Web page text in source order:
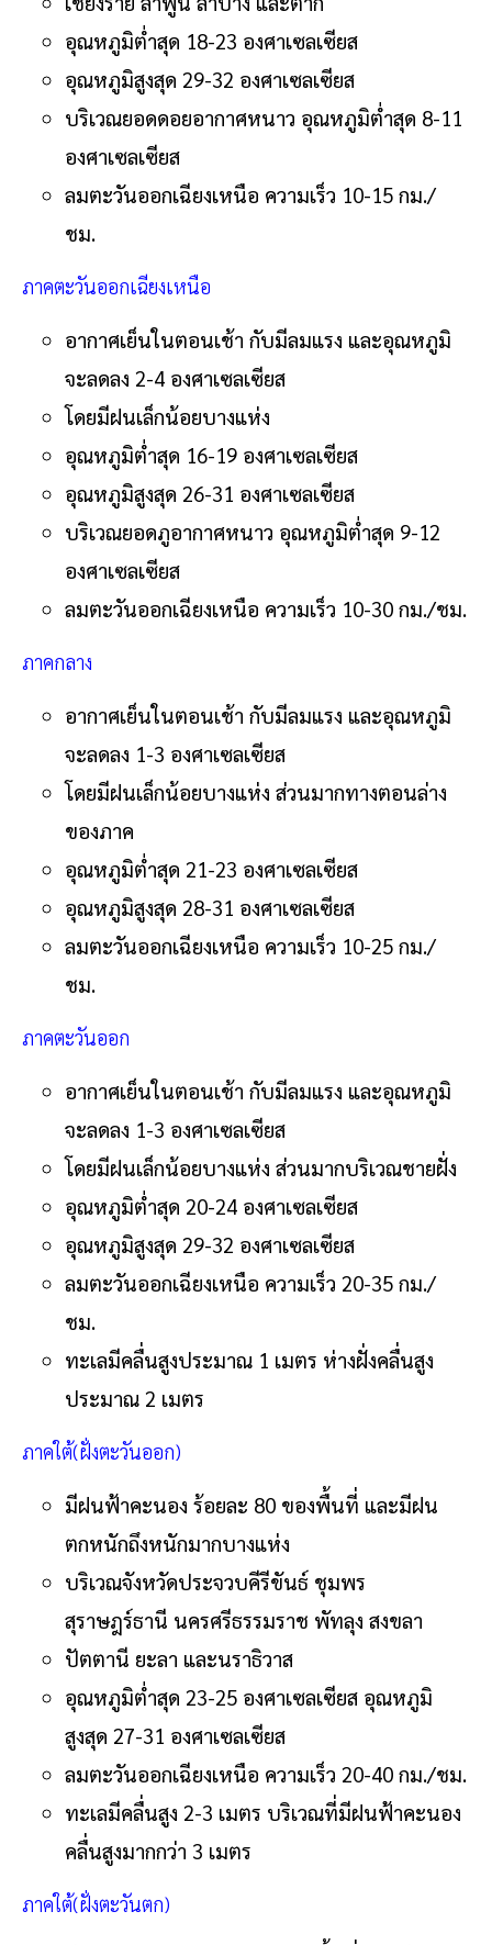
อุณหภูมิต่ำสุด 18-23 องศาเซลเซียส
อุณหภูมิสูงสุด 29-32 องศาเซลเซียส
บริเวณยอดดอยอากาศหนาว อุณหภูมิต่ำสุด 8-11
องศาเซลเซียส
ลมตะวันออกเฉียงเหนือ ความเร็ว 10-15 กม./
ชม.
ภาคตะวันออกเฉียงเหนือ
อากาศเย็นในตอนเช้า กับมีลมแรง และอุณหภูมิ
จะลดลง 2-4 องศาเซลเซียส
โดยมีฝนเล็กน้อยบางแห่ง
อุณหภูมิต่ำสุด 16-19 องศาเซลเซียส
อุณหภูมิสูงสุด 26-31 องศาเซลเซียส
บริเวณยอดภูอากาศหนาว อุณหภูมิต่ำสุด 9-12
องศาเซลเซียส
ลมตะวันออกเฉียงเหนือ ความเร็ว 10-30 กม./ชม.
ภาคกลาง
อากาศเย็นในตอนเช้า กับมีลมแรง และอุณหภูมิ
จะลดลง 1-3 องศาเซลเซียส
โดยมีฝนเล็กน้อยบางแห่ง ส่วนมากทางตอนล่าง
ของภาค
อุณหภูมิต่ำสุด 21-23 องศาเซลเซียส
อุณหภูมิสูงสุด 28-31 องศาเซลเซียส
ลมตะวันออกเฉียงเหนือ ความเร็ว 10-25 กม./
ชม.
ภาคตะวันออก
อากาศเย็นในตอนเช้า กับมีลมแรง และอุณหภูมิ
จะลดลง 1-3 องศาเซลเซียส
โดยมีฝนเล็กน้อยบางแห่ง ส่วนมากบริเวณชายฝั่ง
อุณหภูมิต่ำสุด 20-24 องศาเซลเซียส
อุณหภูมิสูงสุด 29-32 องศาเซลเซียส
ลมตะวันออกเฉียงเหนือ ความเร็ว 20-35 กม./
ชม.
ทะเลมีคลื่นสูงประมาณ 1 เมตร ห่างฝั่งคลื่นสูง
ประมาณ 2 เมตร
ภาคใต้(ฝั่งตะวันออก)
มีฝนฟ้าคะนอง ร้อยละ 80 ของพื้นที่ และมีฝน
ตกหนักถึงหนักมากบางแห่ง
บริเวณจังหวัดประจวบคีรีขันธ์ ชุมพร
สุราษฎร์ธานี นครศรีธรรมราช พัทลุง สงขลา
ปัตตานี ยะลา และนราธิวาส
อุณหภูมิต่ำสุด 23-25 องศาเซลเซียส อุณหภูมิ
สูงสุด 27-31 องศาเซลเซียส
ลมตะวันออกเฉียงเหนือ ความเร็ว 20-40 กม./ชม.
ทะเลมีคลื่นสูง 2-3 เมตร บริเวณที่มีฝนฟ้าคะนอง
คลื่นสูงมากกว่า 3 เมตร
ภาคใต้(ฝั่งตะวันตก)